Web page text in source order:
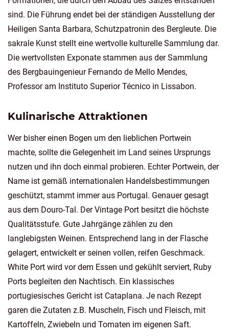
sind. Die Führung endet bei der ständigen Ausstellung der
Heiligen Santa Barbara, Schutzpatronin des Bergleute. Die
sakrale Kunst stellt eine wertvolle kulturelle Sammlung dar.
Die wertvollsten Exponate stammen aus der Sammlung
des Bergbauingenieur Fernando de Mello Mendes,
Professor am Instituto Superior Técnico in Lissabon.
Kulinarische Attraktionen
Wer bisher einen Bogen um den lieblichen Portwein
machte, sollte die Gelegenheit im Land seines Ursprungs
nutzen und ihn doch einmal probieren. Echter Portwein, der
Name ist gemäß internationalen Handelsbestimmungen
geschützt, stammt immer aus Portugal. Genauer gesagt
aus dem Douro-Tal. Der Vintage Port besitzt die höchste
Qualitätsstufe. Gute Jahrgänge zählen zu den
langlebigsten Weinen. Entsprechend lang in der Flasche
gelagert, entwickelt er seinen vollen, reifen Geschmack.
White Port wird vor dem Essen und gekühlt serviert, Ruby
Ports begleiten den Nachtisch. Ein klassisches
portugiesisches Gericht ist Cataplana. Je nach Rezept
garen die Zutaten z.B. Muscheln, Fisch und Fleisch, mit
Kartoffeln, Zwiebeln und Tomaten im eigenen Saft.